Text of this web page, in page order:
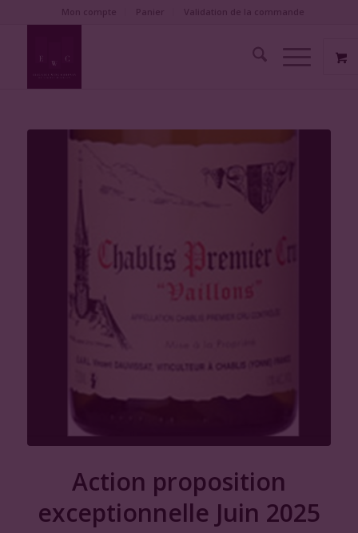
Action proposition
exceptionnelle Juin 2025